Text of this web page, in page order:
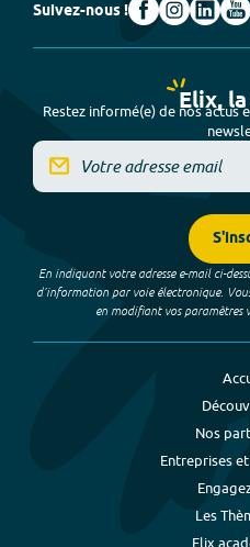
Suivez-nous !
Elix,
Restez informé(e) de nos actus
En indiquant votre adresse e-mail ci-
d’information par voie électronique.
en modifiant vos paramètres
Nos
Entreprises
Les
Elix